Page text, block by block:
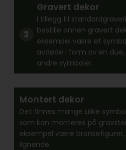
Gravert dekor
I tillegg til
bestille annen gravert
eksempel være et
avdøde i form av en
andre symboler.
Montert dekor
Det finnes mange ulike
som kan monteres på
eksempel være bronsefigurer,
lignende.